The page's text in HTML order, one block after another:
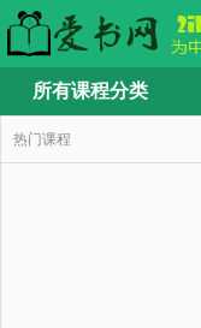
所有课程分类
热门课程